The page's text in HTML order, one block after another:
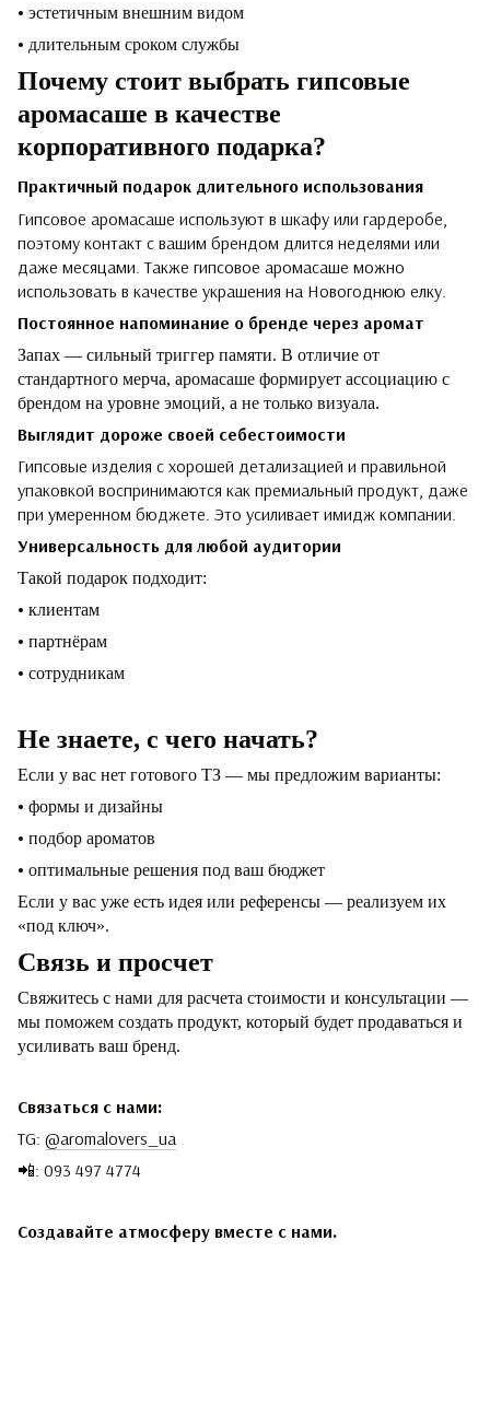
• эстетичным внешним видом
• длительным сроком службы
Почему стоит выбрать гипсовые
аромасаше в качестве
корпоративного подарка?
Практичный подарок длительного использования
Гипсовое аромасаше используют в шкафу или гардеробе,
поэтому контакт с вашим брендом длится неделями или
даже месяцами. Также гипсовое аромасаше можно
использовать в качестве украшения на Новогоднюю елку.
Постоянное напоминание о бренде через аромат
Запах — сильный триггер памяти. В отличие от
стандартного мерча, аромасаше формирует ассоциацию с
брендом на уровне эмоций, а не только визуала.
Выглядит дороже своей себестоимости
Гипсовые изделия с хорошей детализацией и правильной
упаковкой воспринимаются как премиальный продукт, даже
при умеренном бюджете. Это усиливает имидж компании.
Универсальность для любой аудитории
Такой подарок подходит:
• клиентам
• партнёрам
• сотрудникам
Не знаете, с чего начать?
Если у вас нет готового ТЗ — мы предложим варианты: ­
• формы и дизайны
• подбор ароматов
• оптимальные решения под ваш бюджет
Если у вас уже есть идея или референсы — реализуем их
«под ключ».
Связь и просчет
Свяжитесь с нами для расчета стоимости и консультации —
мы поможем создать продукт, который будет продаваться и
усиливать ваш бренд.
Связаться с нами:
TG: @aromalovers_ua
📲: 093 497 4774
Создавайте атмосферу вместе с нами.